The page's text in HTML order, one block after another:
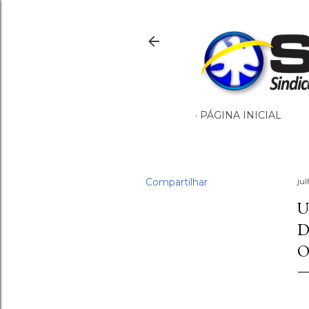
PÁGINA INICIAL
Compartilhar